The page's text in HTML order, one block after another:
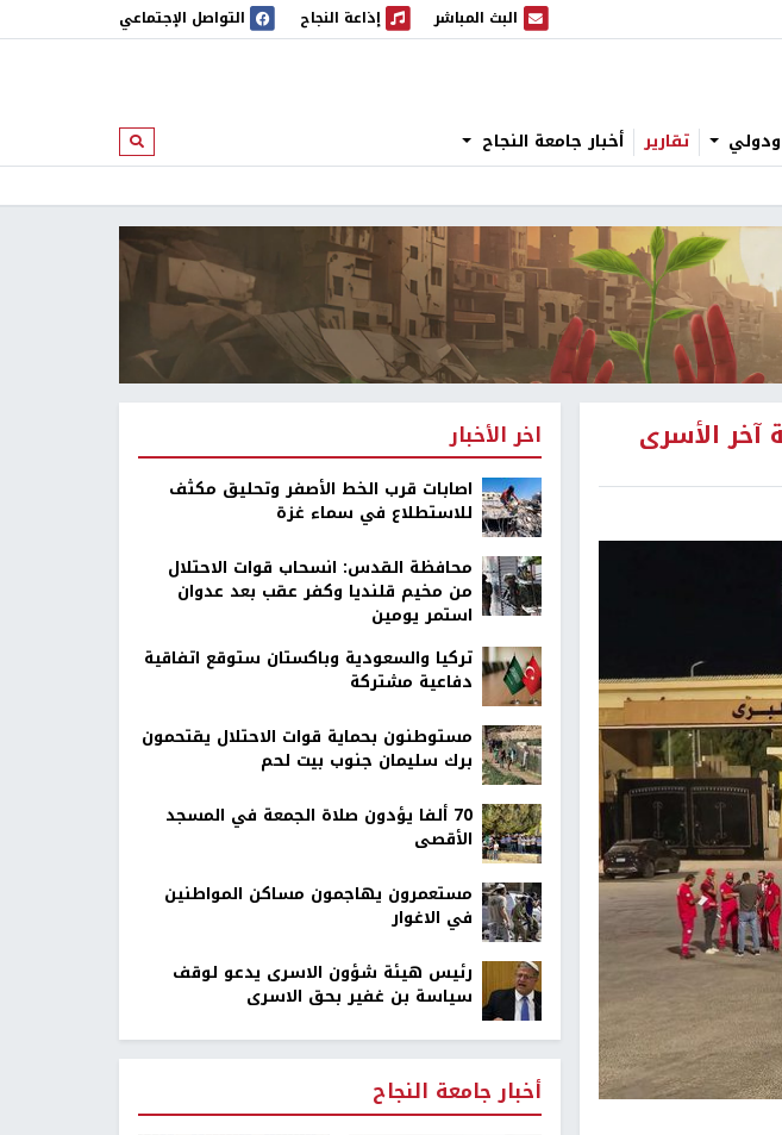
البث المباشر
البث المباشر إذاعة النجاح
إذاعة النجاح التواصل الإجتماعي
تقارير أخبار جامعة النجاح ابحث
الأسرى اخر الأخبار
اصابات قرب الخط الأصفر وتحليق مكثف
للاستطلاع في سماء غزة
محافظة القدس: انسحاب قوات الاحتلال
من مخيم قلنديا وكفر عقب بعد عدوان
استمر يومين
تركيا والسعودية وباكستان ستوقع اتفاقية
دفاعية مشتركة
مستوطنون بحماية قوات الاحتلال يقتحمون
برك سليمان جنوب بيت لحم
70 ألفا يؤدون صلاة الجمعة في المسجد
الأقصى
مستعمرون يهاجمون مساكن المواطنين
في الاغوار
رئيس هيئة شؤون الاسرى يدعو لوقف
سياسة بن غفير بحق الاسرى
أخبار جامعة النجاح